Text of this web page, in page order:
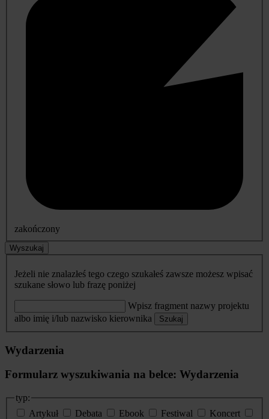
zakończony
Wyszukaj
Jeżeli nie znalazłeś tego czego szukałeś zawsze możesz wpisać
szukane słowo lub frazę poniżej
Wpisz fragment nazwy projektu
albo imię i/lub nazwisko kierownika
Szukaj
Wydarzenia
Formularz wyszukiwania na belce: Wydarzenia
typ:
Artykuł
Debata Ebook Festiwal
Koncert